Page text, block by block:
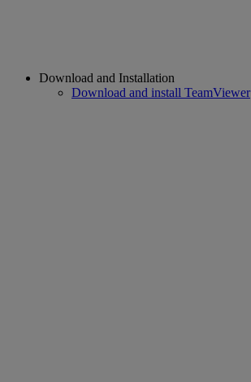
Download and Installation
Download and install TeamViewer